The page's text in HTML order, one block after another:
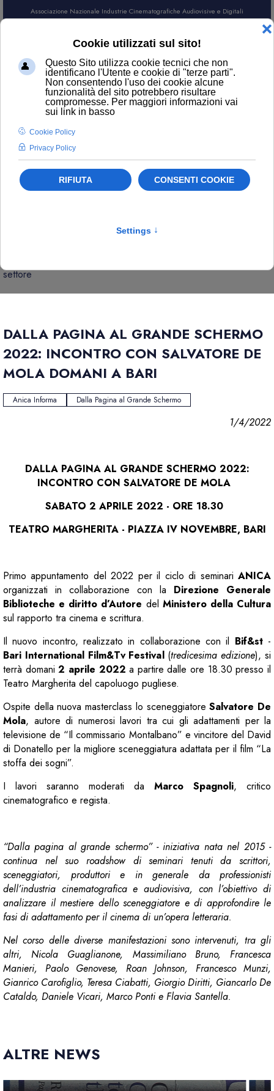
Associazione Nazionale Industrie Cinematografiche Audiovisive e Digitali
CERCA
settore
DALLA PAGINA AL GRANDE SCHERMO
2022: INCONTRO CON SALVATORE DE
MOLA DOMANI A BARI
Anica Informa Dalla Pagina al Grande Schermo
1/4/2022
DALLA PAGINA AL GRANDE SCHERMO 2022:
INCONTRO CON SALVATORE DE MOLA
SABATO 2 APRILE 2022 - ORE 18.30
TEATRO MARGHERITA - PIAZZA IV NOVEMBRE, BARI
Primo appuntamento del 2022 per il ciclo di seminari ANICA
organizzati in collaborazione con la Direzione Generale
Biblioteche e diritto d’Autore del Ministero della Cultura
sul rapporto tra cinema e scrittura.
Il nuovo incontro, realizzato in collaborazione con il Bif&st -
Bari International Film&Tv Festival(tredicesima edizione), si
terrà domani2 aprile 2022 a partire dalle ore 18.30 presso il
Teatro Margherita del capoluogo pugliese.
Ospite della nuova masterclass lo sceneggiatoreSalvatore De
Mola, autore di numerosi lavori tra cui gli adattamenti per la
televisione de “Il commissario Montalbano” e vincitore del David
di Donatello per la migliore sceneggiatura adattata per il film “La
stoffa dei sogni”.
I lavori saranno moderati da Marco Spagnoli, critico
cinematografico e regista.
“Dalla pagina al grande schermo” - iniziativa nata nel 2015 -
continua nel suo roadshow di seminari tenuti da scrittori,
sceneggiatori, produttori e in generale da professionisti
dell’industria cinematografica e audiovisiva, con l’obiettivo di
analizzare il mestiere dello sceneggiatore e di approfondire le
fasi di adattamento per il cinema di un’opera letteraria.
Nel corso delle diverse manifestazioni sono intervenuti, tra gli
altri, Nicola Guaglianone, Massimiliano Bruno, Francesca
Manieri, Paolo Genovese, Roan Johnson, Francesco Munzi,
Gianrico Carofiglio, Teresa Ciabatti, Giorgio Diritti, Giancarlo De
Cataldo, Daniele Vicari, Marco Ponti e Flavia Santella.
ALTRE NEWS